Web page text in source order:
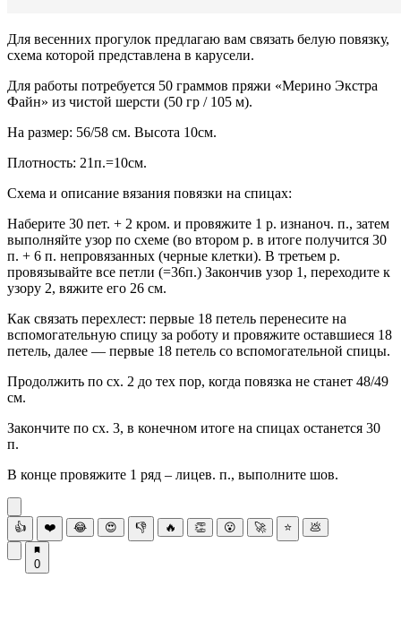
Для весенних прогулок предлагаю вам связать белую повязку,
схема которой представлена в карусели.
Для работы потребуется 50 граммов пряжи «Мерино Экстра
Файн» из чистой шерсти (50 гр / 105 м).
На размер: 56/58 см. Высота 10см.
Плотность: 21п.=10см.
Схема и описание вязания повязки на спицах:
Наберите 30 пет. + 2 кром. и провяжите 1 р. изнаноч. п., затем
выполняйте узор по схеме (во втором р. в итоге получится 30
п. + 6 п. непровязанных (черные клетки). В третьем р.
провязывайте все петли (=36п.) Закончив узор 1, переходите к
узору 2, вяжите его 26 см.
Как связать перехлест: первые 18 петель перенесите на
вспомогательную спицу за роботу и провяжите оставшиеся 18
петель, далее — первые 18 петель со вспомогательной спицы.
Продолжить по сх. 2 до тех пор, когда повязка не станет 48/49
см.
Закончите по сх. 3, в конечном итоге на спицах останется 30
п.
В конце провяжите 1 ряд – лицев. п., выполните шов.
👍 ❤️ 😂 😍 👎 🔥 👏 😮 🚀 ⭐ 💩
0